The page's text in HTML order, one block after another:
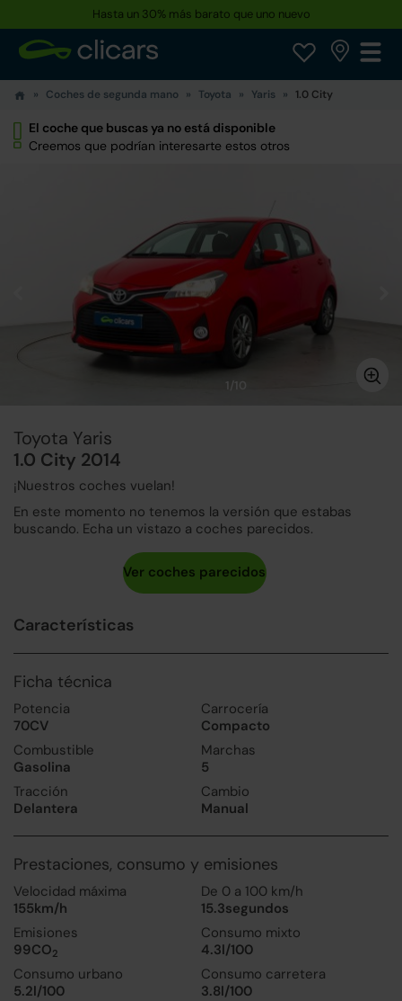
Hasta un 30% más barato que uno nuevo
Coches de segunda mano Toyota Yaris 1.0 City
El coche que buscas ya no está disponible
Creemos que podrían interesarte estos otros
1/10
Toyota Yaris
1.0 City 2014
¡Nuestros coches vuelan!
En este momento no tenemos la versión que estabas
buscando. Echa un vistazo a coches parecidos.
Características
Ficha técnica
Potencia
70CV
Carrocería
Compacto
Combustible
Gasolina
Marchas
5
Tracción
Delantera
Cambio
Manual
Prestaciones, consumo y emisiones
Velocidad máxima
155km/h
De 0 a 100 km/h
15.3segundos
Emisiones
99CO2
Consumo mixto
4.3l/100
Consumo urbano
5.2l/100
Consumo carretera
3.8l/100